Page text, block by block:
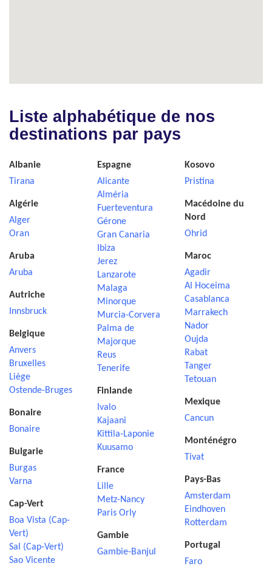
Liste alphabétique de nos
destinations par pays
Albanie
Tirana
Algérie
Alger
Oran
Aruba
Aruba
Autriche
Innsbruck
Belgique
Anvers
Bruxelles
Liège
Ostende-Bruges
Bonaire
Bonaire
Bulgarie
Burgas
Varna
Cap-Vert
Boa Vista (Cap-
Vert)
Sal (Cap-Vert)
Sao Vicente
Espagne
Alicante
Alméria
Fuerteventura
Gérone
Gran Canaria
Ibiza
Jerez
Lanzarote
Malaga
Minorque
Murcia-Corvera
Palma de
Majorque
Reus
Tenerife
Finlande
Ivalo
Kajaani
Kittila-Laponie
Kuusamo
France
Lille
Metz-Nancy
Paris Orly
Gambie
Gambie-Banjul
Kosovo
Pristina
Macédoine du
Nord
Ohrid
Maroc
Agadir
Al Hoceima
Casablanca
Marrakech
Nador
Oujda
Rabat
Tanger
Tetouan
Mexique
Cancun
Monténégro
Tivat
Pays-Bas
Amsterdam
Eindhoven
Rotterdam
Portugal
Faro